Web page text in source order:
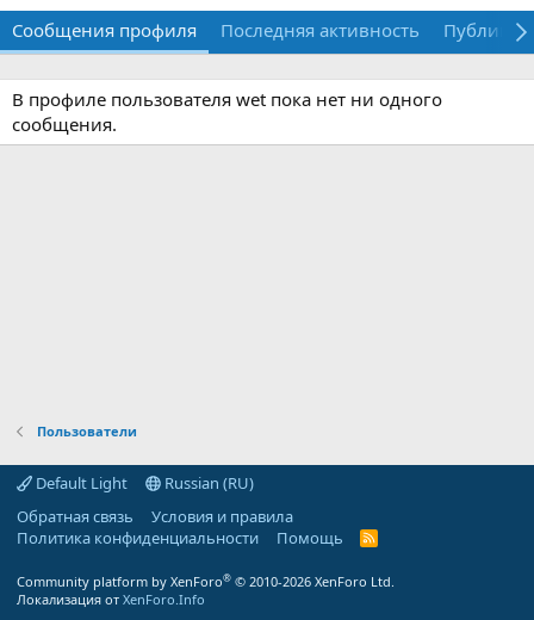
Сообщения профиля Последняя активность
В профиле пользователя wet пока нет ни одного
сообщения.
Пользователи
Default Light
Russian (RU)
Обратная связь
Условия и правила
Политика конфиденциальности
Помощь
R
Community platform by XenForo® © 2010-2026 XenForo Ltd.
Локализация от XenForo.Info